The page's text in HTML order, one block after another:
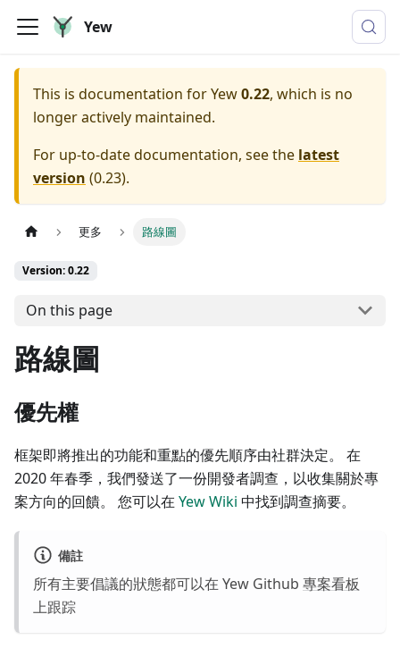
Yew
This is documentation forYew0.22, which is no
longer actively maintained.
For up-to-date documentation, see the latest
version (0.23).
更多 路線圖
Version: 0.22
On this page
路線圖
優先權
框架即將推出的功能和重點的優先順序由社群決定。 在
2020 年春季，我們發送了一份開發者調查，以收集關於專
案方向的回饋。 您可以在 Yew Wiki 中找到調查摘要。
備註
所有主要倡議的狀態都可以在 Yew Github 專案看板
上跟踪